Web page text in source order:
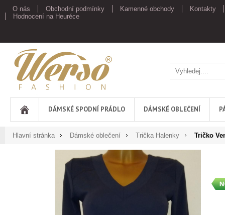
O nás Obchodní podmínky Kamenné obchody
Kontakty
Hodnocení na Heuréce
Werso
DÁMSKÉ SPODNÍ PRÁDLO DÁMSKÉ OBLEČENÍ
Hlavní stránka Dámské oblečení Trička Halenky Tričko